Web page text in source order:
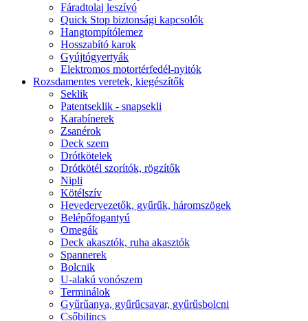
Fáradtolaj leszívó
Quick Stop biztonsági kapcsolók
Hangtompítólemez
Hosszabító karok
Gyújtógyertyák
Elektromos motortérfedél-nyitók
Rozsdamentes veretek, kiegészítők
Seklik
Patentseklik - snapsekli
Karabínerek
Zsanérok
Deck szem
Drótkötelek
Drótkötél szorítók, rögzítők
Nipli
Kötélszív
Hevedervezetők, gyűrűk, háromszögek
Belépőfogantyú
Omegák
Deck akasztók, ruha akasztók
Spannerek
Bolcnik
U-alakú vonószem
Terminálok
Gyűrűanya, gyűrűcsavar, gyűrűsbolcni
Csőbilincs